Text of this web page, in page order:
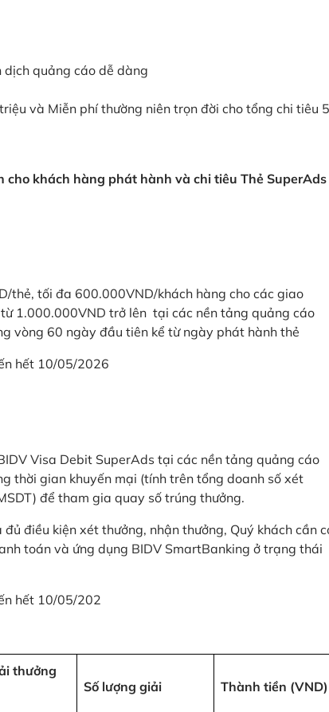
dịch quảng cáo dễ dàng
và Miễn phí thường niên trọn đời cho tổng chi tiêu 5
khách hàng phát hành và chi tiêu Thẻ
thẻ, tối đa 600.000VND/khách hàng cho các giao
1.000.000VND trở lên tại các nền tảng quảng cáo
vòng 60 ngày đầu tiên kể từ ngày phát hành thẻ
hết 10/05/2026
Visa Debit SuperAds tại các nền tảng quảng cáo
thời gian khuyến mại (tính trên tổng doanh số xét
để tham gia quay số trúng thưởng.
điều kiện xét thưởng, nhận thưởng, Quý khách cần
toán và ứng dụng BIDV SmartBanking ở trạng thái
hết 10/05/202
thưởng
Số lượng giải Thành tiền (VND)